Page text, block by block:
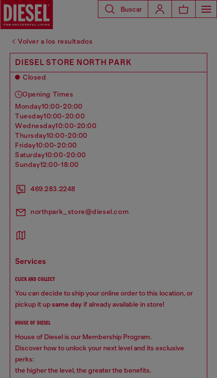
Buscar
Volver a los resultados
DIESEL STORE NORTH PARK
Closed
Opening Times
monday10:00-20:00
tuesday10:00-20:00
wednesday10:00-20:00
thursday10:00-20:00
friday10:00-20:00
saturday10:00-20:00
sunday12:00-18:00
469.283.2248
northpark_store@diesel.com
services
CLICK AND COLLECT
You can decide to ship your online order to this location, or
pickup it upsame day if already available in store!
HOUSE OF DIESEL
House of Diesel is our Membership Program.
Discover how to unlock your next level and its exclusive
perks:
the higher the level, the greater the benefits.